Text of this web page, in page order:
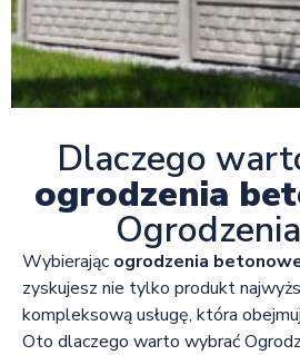
Dlaczego
ogrodzenia
Wybierając ogrodzenia
zyskujesz nie tylko produkt
kompleksową usługę, która
Oto dlaczego warto wybrać